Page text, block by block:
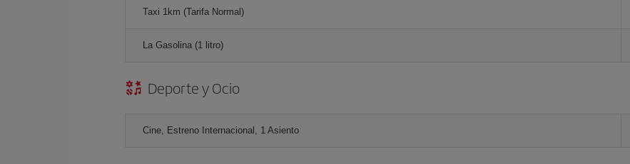
Taxi 1km (Tarifa Normal)
La Gasolina (1 litro)
Deporte y Ocio
Cine, Estreno Internacional, 1 Asiento